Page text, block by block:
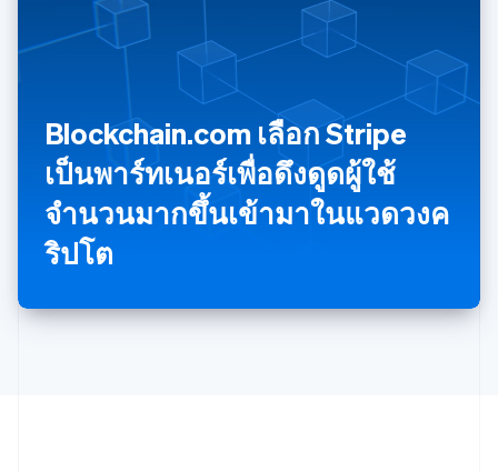
Blockchain.com เลือก Stripe
เป็นพาร์ทเนอร์เพื่อดึงดูดผู้ใช้
จำนวนมากขึ้นเข้ามาในแวดวงค
ริปโต
English
สหราชอาณาจักร
English
สิงคโปร์
English简体中文
ออสเตรเลีย
English
ออสเตรีย
Deutsch
อินเดีย